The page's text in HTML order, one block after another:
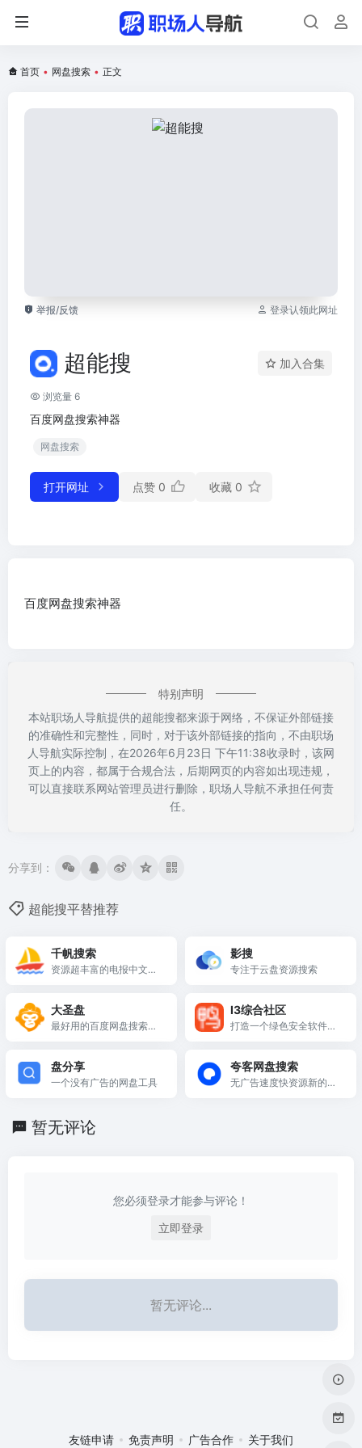
首页 • 网盘搜索 • 正文
举报/反馈 登录认领此网址
超能搜 加入合集
浏览量 6
百度网盘搜索神器
网盘搜索
打开网址 点赞 0 收藏 0
百度网盘搜索神器
特别声明
本站职场人导航提供的超能搜都来源于网络，不保证外部链接
的准确性和完整性，同时，对于该外部链接的指向，不由职场
人导航实际控制，在2026年6月23日 下午11:38收录时，该网
页上的内容，都属于合规合法，后期网页的内容如出现违规，
可以直接联系网站管理员进行删除，职场人导航不承担任何责
任。
分享到：
超能搜平替推荐
千帆搜索
资源超丰富的电报中文搜
影搜
专注于云盘资源搜索
大圣盘
最好用的百度网盘搜索引
I3综合社区
打造一个绿色安全软件下
盘分享
一个没有广告的网盘工具
夸客网盘搜索
无广告速度快资源新的网
暂无评论
您必须登录才能参与评论！
立即登录
暂无评论...
友链申请 免责声明 广告合作 关于我们